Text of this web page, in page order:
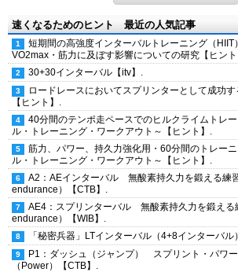
速くなるためのヒント 最近の人気記事
短期間の高強度インターバルトレーニング（HIIT
VO2max・筋力に及ぼす影響についての研究【ヒン
30+30インターバル【itv】.
ロードレースにおいてスプリンターとして成功
【ヒント】.
40分間のテンポ走ペースでのヒルクライムトレ
ル・トレーニング・ワークアウト～【ヒント】.
筋力、パワー、持久力強化用・60分間のトレー
ル・トレーニング・ワークアウト～【ヒント】.
A2：AEインターバル 無酸素持久力を鍛える練
endurance）【CTB】.
AE4：スプリンターバル 無酸素持久力を鍛える
endurance）【WIB】.
「秘密兵器」LTインターバル（4+8インターバル
P1：ダッシュ（ジャンプ） スプリント・パワ
（Power）【CTB】.